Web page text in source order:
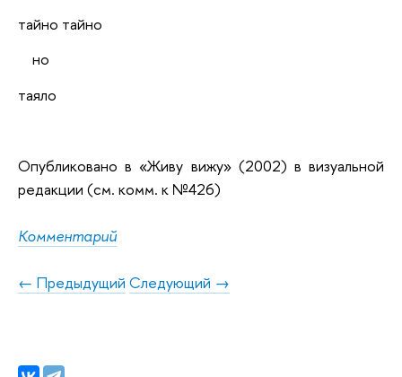
тайно тайно
но
таяло
Опубликовано в «Живу вижу» (2002) в визуальной
редакции (см. комм. к №426)
Комментарий
← Предыдущий Следующий →